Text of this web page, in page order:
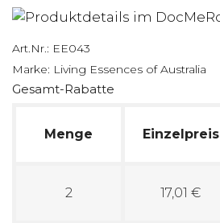
Art.Nr.: EE043
Marke: Living Essences of Australia
Gesamt-Rabatte
Menge Einzelpreis
2 17,01 €